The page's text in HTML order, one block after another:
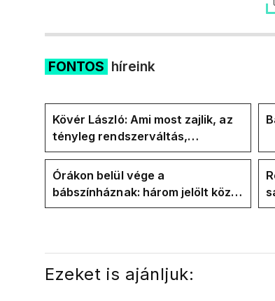
FONTOS híreink
Kövér László: Ami most zajlik, az
tényleg rendszerváltás,
pontosabban
rendszervisszaváltás
Órákon belül vége a
bábszínháznak: három jelölt közül
"választ" ma államfőt a Tisza-
Ezeket is ajánljuk: